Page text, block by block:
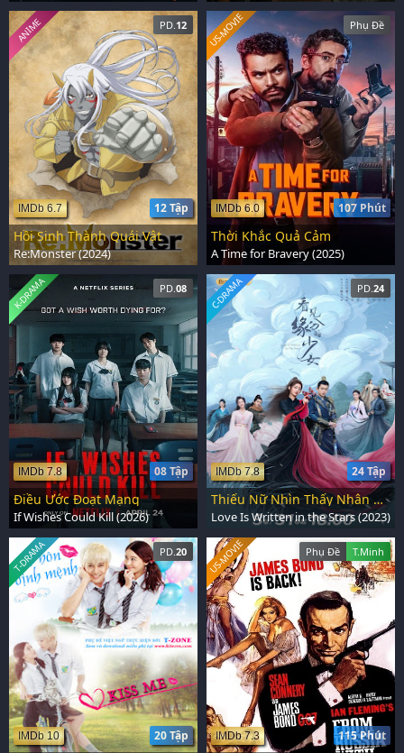
PD. 12
12 Tập
IMDb 6.7
ANIME
Hồi Sinh Thành Quái Vật
Re:Monster (2024)
Phụ Đề
107 Phút
IMDb 6.0
US-MOVIE
Thời Khắc Quả Cảm
A Time for Bravery (2025)
PD.08
08 Tập
IMDb 7.8
K-DRAMA
Điều Ước Đoạt Mạng
If Wishes Could Kill (2026)
PD.24
24 Tập
IMDb 7.8
C-DRAMA
Thiếu Nữ Nhìn Thấy Nhân Duyên
Love Is Written in the Stars (2023)
PD.20
20 Tập
IMDb 10
T-DRAMA Phụ Đề T.Minh
115 Phút
IMDb 7.3
US-MOVIE